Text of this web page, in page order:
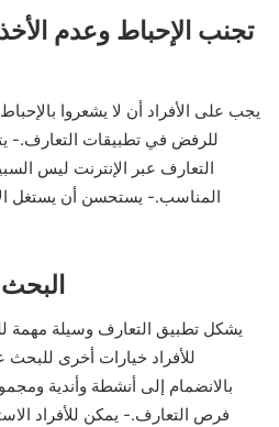
تجنب الإحباط وعدم
للرفض في تطبيقات التعارف.-
التعارف عبر الإنترنت ليس
المناسب.- يستحسن أن يستغل
للأفراد خيارات أخرى
بالانضمام إلى أنشطة وأندية
فرص التعارف.- يمكن للأفراد